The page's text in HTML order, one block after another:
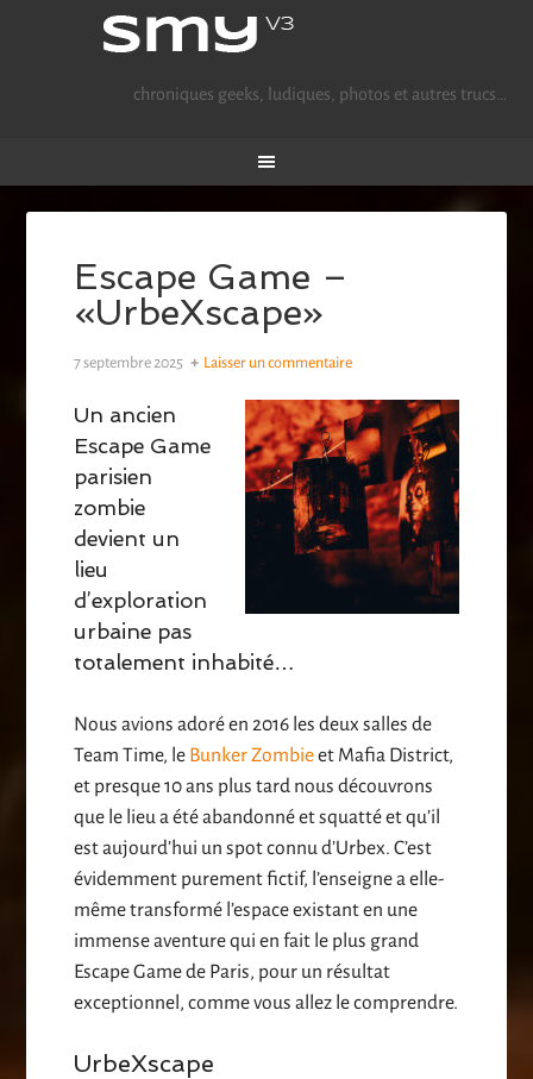
chroniques geeks, ludiques, photos et autres trucs…
Escape Game –
«UrbeXscape»
7 septembre 2025 Laisser un commentaire
Un ancien
Escape Game
parisien
zombie
devient un
lieu
d’exploration
urbaine pas
totalement inhabité…
Nous avions adoré en 2016 les deux salles de
Team Time, le Bunker Zombieet Mafia District,
et presque 10 ans plus tard nous découvrons
que le lieu a été abandonné et squatté et qu’il
est aujourd’hui un spot connu d’Urbex. C’est
évidemment purement fictif, l’enseigne a elle-
même transformé l’espace existant en une
immense aventure qui en fait le plus grand
Escape Game de Paris, pour un résultat
exceptionnel, comme vous allez le comprendre.
UrbeXscape